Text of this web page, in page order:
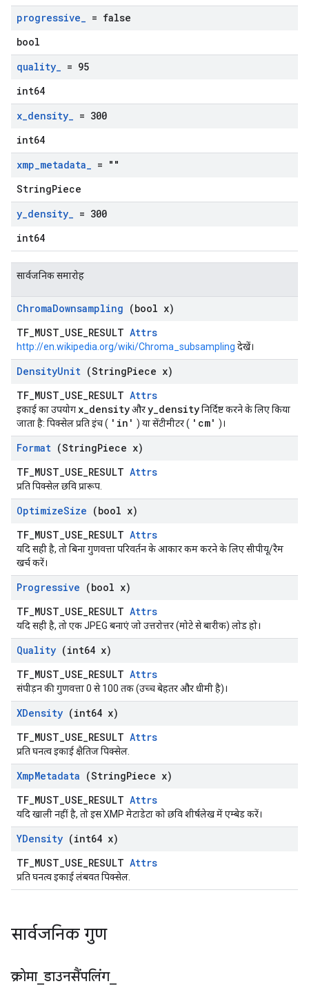
progressive_ = false
bool
quality_ = 95
int64
x_density_ = 300
int64
xmp_metadata_ = ""
StringPiece
y_density_ = 300
int64
सार्वजनिक समारोह
ChromaDownsampling (bool x)
TF_MUST_USE_RESULT Attrs
http://en.wikipedia.org/wiki/Chroma_subsampling देखें।
DensityUnit (StringPiece x)
TF_MUST_USE_RESULT Attrs
इकाई का उपयोग x_densityऔरy_densityनिर्दिष्ट करने के लिए किया
जाता है: पिक्सेल प्रति इंच ( 'in' ) या सेंटीमीटर ( 'cm' )।
Format (StringPiece x)
TF_MUST_USE_RESULT Attrs
प्रति पिक्सेल छवि प्रारूप.
OptimizeSize (bool x)
TF_MUST_USE_RESULT Attrs
यदि सही है, तो बिना गुणवत्ता परिवर्तन के आकार कम करने के लिए सीपीयू/रैम
खर्च करें।
Progressive (bool x)
TF_MUST_USE_RESULT Attrs
यदि सही है, तो एक JPEG बनाएं जो उत्तरोत्तर (मोटे से बारीक) लोड हो।
Quality (int64 x)
TF_MUST_USE_RESULT Attrs
संपीड़न की गुणवत्ता 0 से 100 तक (उच्च बेहतर और धीमी है)।
XDensity (int64 x)
TF_MUST_USE_RESULT Attrs
प्रति घनत्व इकाई क्षैतिज पिक्सेल.
XmpMetadata (StringPiece x)
TF_MUST_USE_RESULT Attrs
यदि खाली नहीं है, तो इस XMP मेटाडेटा को छवि शीर्षलेख में एम्बेड करें।
YDensity (int64 x)
TF_MUST_USE_RESULT Attrs
प्रति घनत्व इकाई लंबवत पिक्सेल.
सार्वजनिक गुण
क्रोमा_डाउनसैंपलिंग_